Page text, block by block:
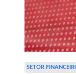
SETOR